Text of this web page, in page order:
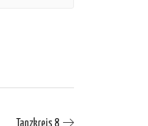
Tanzkreis 8